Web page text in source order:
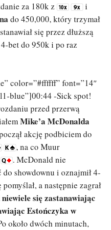
za 180k z
i
do 450,000, który trzymał
się przez dłuższą
bet do 950k i po raz
color=”#ffffff” font=”14″
blue”]00:44 -Sick spot!
przed przerwą
Mike’a McDonalda
akcję podbiciem do
, na co Muur
. McDonald nie
showdownu i oznajmił 4-
a następnie zagrał
się zastanawiając
Estończyka w
około dwóch minutach,